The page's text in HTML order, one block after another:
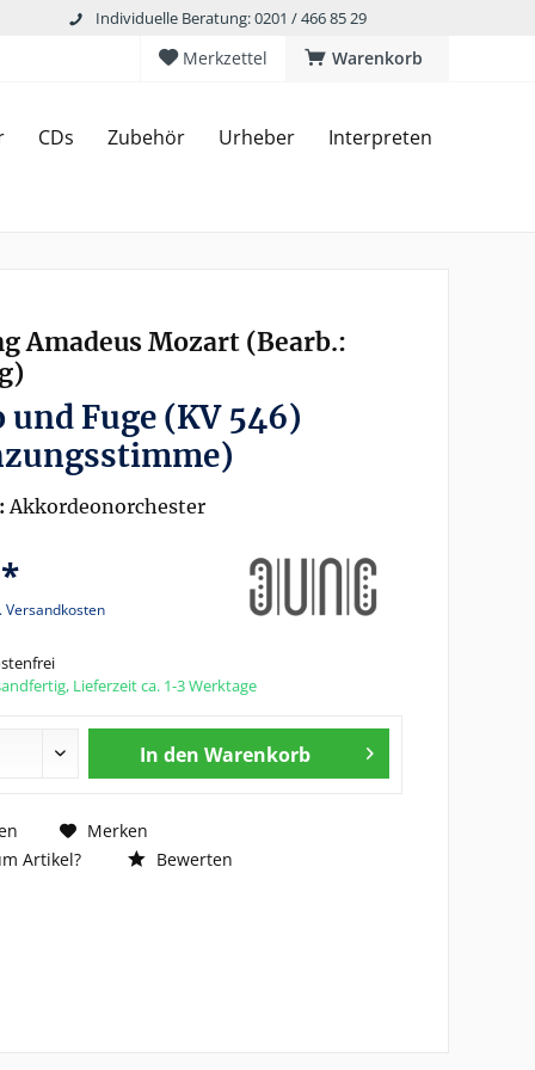
Individuelle Beratung: 0201 / 466 85 29
Warenkorb
Merkzettel
CDs Zubehör Urheber Interpreten
Amadeus Mozart (Bearb.:
und Fuge (KV 546)
Akkordeonorchester
Versandkosten
Lieferzeit ca. 1-3 Werktage
In den Warenkorb
Merken
Artikel?
Bewerten